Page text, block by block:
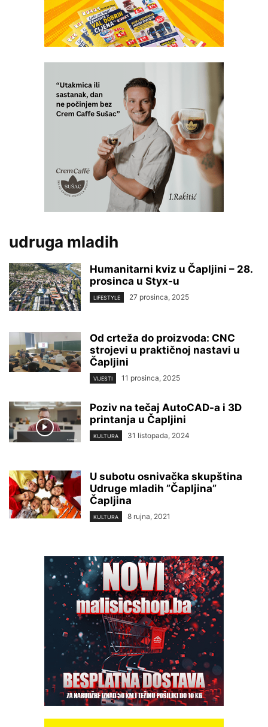
udruga mladih
Humanitarni kviz u Čapljini – 28.
prosinca u Styx-u
LIFESTYLE 27 prosinca, 2025
Od crteža do proizvoda: CNC
strojevi u praktičnoj nastavi u
Čapljini
VIJESTI 11 prosinca, 2025
Poziv na tečaj AutoCAD-a i 3D
printanja u Čapljini
KULTURA 31 listopada, 2024
U subotu osnivačka skupština
Udruge mladih ”Čapljina”
Čapljina
KULTURA 8 rujna, 2021